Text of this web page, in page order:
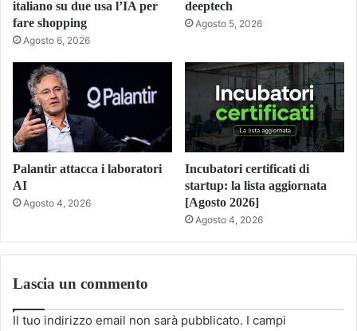
italiano su due usa l’IA per
fare shopping
Agosto 6, 2026
deeptech
Agosto 5, 2026
Palantir attacca i laboratori
AI
Agosto 4, 2026
Incubatori certificati di
startup: la lista aggiornata
[Agosto 2026]
Agosto 4, 2026
Lascia un commento
Il tuo indirizzo email non sarà pubblicato. I campi